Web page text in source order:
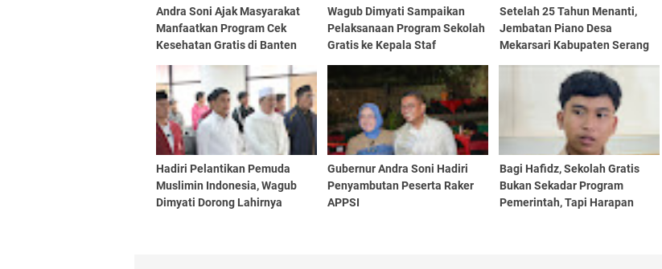
Andra Soni Ajak Masyarakat
Manfaatkan Program Cek
Kesehatan Gratis di Banten
Wagub Dimyati Sampaikan
Pelaksanaan Program Sekolah
Gratis ke Kepala Staf
Setelah 25 Tahun Menanti,
Jembatan Piano Desa
Mekarsari Kabupaten Serang
Hadiri Pelantikan Pemuda
Muslimin Indonesia, Wagub
Dimyati Dorong Lahirnya
Gubernur Andra Soni Hadiri
Penyambutan Peserta Raker
APPSI
Bagi Hafidz, Sekolah Gratis
Bukan Sekadar Program
Pemerintah, Tapi Harapan